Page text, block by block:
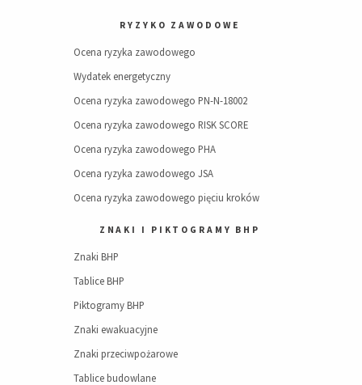
RYZYKO ZAWODOWE
Ocena ryzyka zawodowego
Wydatek energetyczny
Ocena ryzyka zawodowego PN-N-18002
Ocena ryzyka zawodowego RISK SCORE
Ocena ryzyka zawodowego PHA
Ocena ryzyka zawodowego JSA
Ocena ryzyka zawodowego pięciu kroków
ZNAKI I PIKTOGRAMY BHP
Znaki BHP
Tablice BHP
Piktogramy BHP
Znaki ewakuacyjne
Znaki przeciwpożarowe
Tablice budowlane